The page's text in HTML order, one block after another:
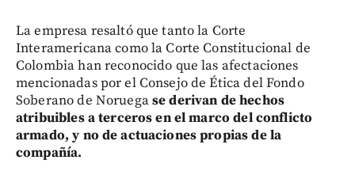
La empresa resaltó que tanto la Corte
Interamericana como la Corte Constitucional de
Colombia han reconocido que las afectaciones
mencionadas por el Consejo de Ética del Fondo
Soberano de Noruegase derivan de hechos
atribuibles a terceros en el marco del conflicto
armado, y no de actuaciones propias de la
compañía.